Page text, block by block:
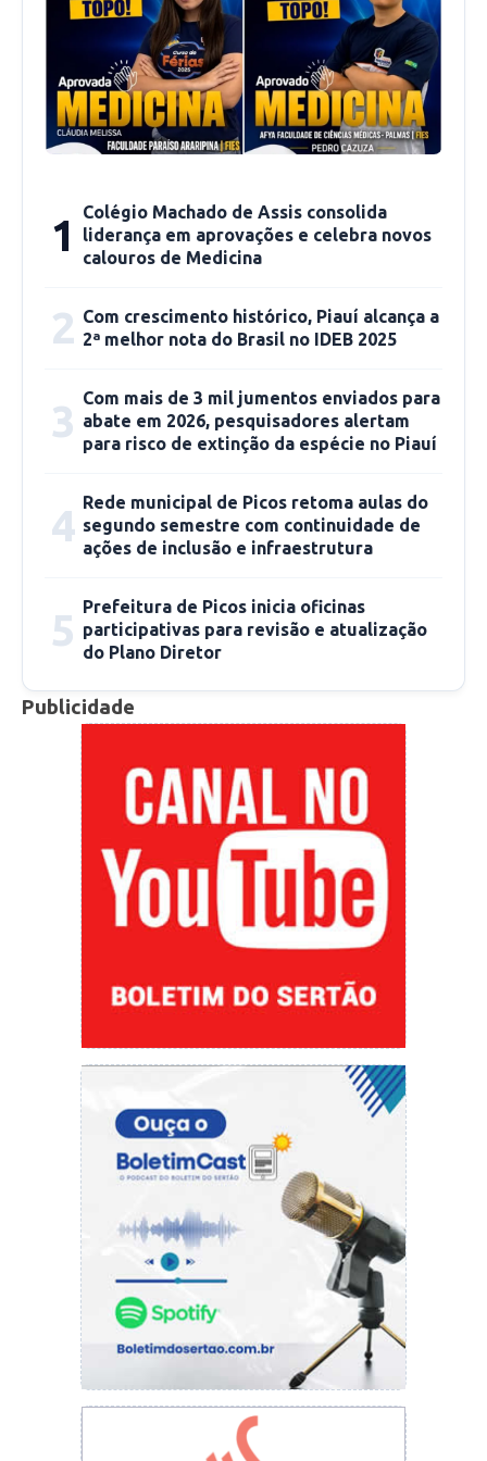
Logo após recebeu o imunizante, a técnica de
enfermagem Marta Regina de Sousa Madeira,
de 42 anos, funcionária do Hospital Getúlio
Vargas.
UTI Covid-19 do Hospital Natan Portella, e foi
responsável por receber o primeiro paciente
A médica Amariles Borba foi a 6ª profissional a
Saúde da Fundação Municipal de Saúde de
Teresina (FMS).
Fonte: cidadeverde.com
1
Colégio Machado de Assis consolida
liderança em aprovações e celebra novos
calouros de Medicina
2 Com crescimento histórico, Piauí alcança a
2ª melhor nota do Brasil no IDEB 2025
3 Com mais de 3 mil jumentos enviados para
abate em 2026, pesquisadores alertam
para risco de extinção da espécie no Piauí
4 Rede municipal de Picos retoma aulas do
segundo semestre com continuidade de
ações de inclusão e infraestrutura
5 Prefeitura de Picos inicia oficinas
participativas para revisão e atualização
do Plano Diretor
Publicidade